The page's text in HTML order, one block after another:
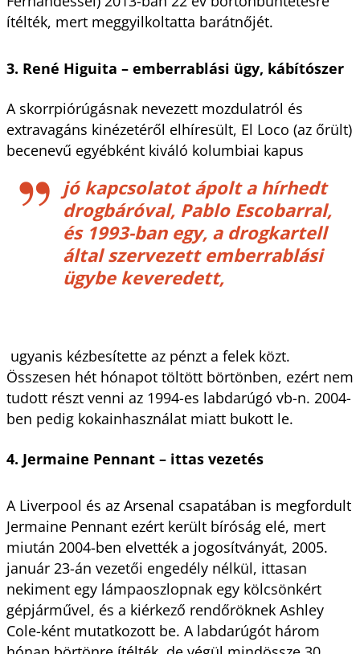
ítélték, mert meggyilkoltatta barátnőjét.
3. René Higuita – emberrablási ügy, kábítószer
A skorrpiórúgásnak nevezett mozdulatról és
extravagáns kinézetéről elhíresült, El Loco (az őrült)
becenevű egyébként kiváló kolumbiai kapus
jó kapcsolatot ápolt a hírhedt
drogbáróval, Pablo Escobarral,
és 1993-ban egy, a drogkartell
által szervezett emberrablási
ügybe keveredett,
ugyanis kézbesítette az pénzt a felek közt.
Összesen hét hónapot töltött börtönben, ezért nem
tudott részt venni az 1994-es labdarúgó vb-n. 2004-
ben pedig kokainhasználat miatt bukott le.
4. Jermaine Pennant – ittas vezetés
A Liverpool és az Arsenal csapatában is megfordult
Jermaine Pennant ezért került bíróság elé, mert
miután 2004-ben elvették a jogosítványát, 2005.
január 23-án vezetői engedély nélkül, ittasan
nekiment egy lámpaoszlopnak egy kölcsönkért
gépjárművel, és a kiérkező rendőröknek Ashley
Cole-ként mutatkozott be. A labdarúgót három